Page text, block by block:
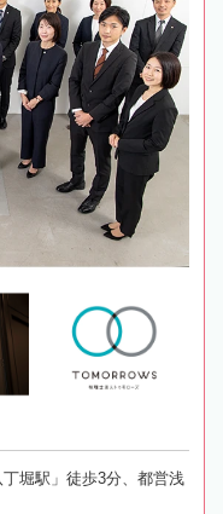
堀駅」徒歩3分、都営浅